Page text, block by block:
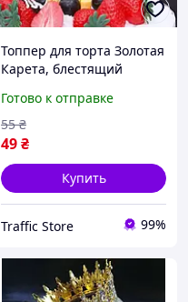
Топпер для торта Золотая
Карета, блестящий
тортов
Готово к отправке
49₴
55 ₴
Купить
Traffic Store 99%